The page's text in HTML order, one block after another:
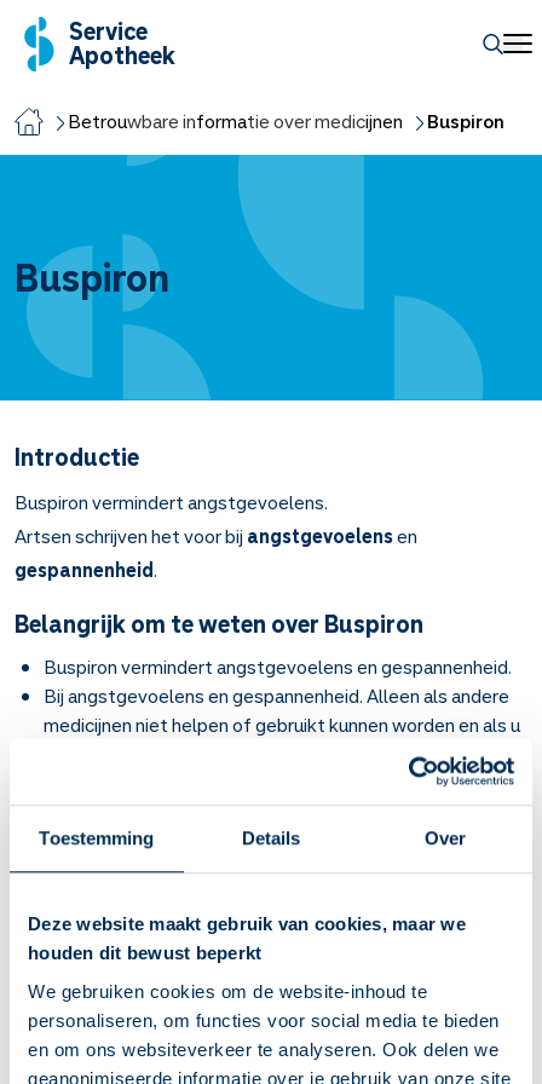
Toestemming Details Over
Deze website maakt gebruik van cookies, maar we
houden dit bewust beperkt
We gebruiken cookies om de website-inhoud te
personaliseren, om functies voor social media te bieden
en om ons websiteverkeer te analyseren. Ook delen we
geanonimiseerde informatie over je gebruik van onze site
Service
Apotheek
Betrouwbare informatie over medicijnen Buspiron
Buspiron
Introductie
Buspiron vermindert angstgevoelens.
Artsen schrijven het voor bij angstgevoelensen
gespannenheid.
Belangrijk om te weten over Buspiron
Buspiron vermindert angstgevoelens en gespannenheid.
Bij angstgevoelens en gespannenheid. Alleen als andere
medicijnen niet helpen of gebruikt kunnen worden en als u
het waarschijnlijk meerdere weken moet gaan gebruiken.
Na enkele weken merkt u dat u minder angstig en
gespannen bent.
Verdeel de innames over de dag. Bij 2 keer per dag: 's
ochtends en 's avonds. Bij 3 keer per dag: om de 6 tot 8
Pas op met grapefruit. Eet of drink niet te veel
grapefruit(sap). Dan is de kans op bijwerkingen namelijk
groter. Vraag om informatie bij uw apotheek. Of lees [hier]
(https://www.apotheek.nl/zorg-van-de-
apotheker/grapefruit-en-medicijnen) meer informatie.
De eerste dagen kunt u duizelig, suf of slaperig worden en